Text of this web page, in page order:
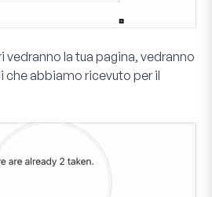
vedranno la tua pagina, vedranno
che abbiamo ricevuto per il